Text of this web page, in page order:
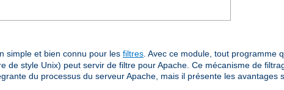
simple et bien connu pour les filtres. Avec ce module, tout programme
de style Unix) peut servir de filtre pour Apache. Ce mécanisme de
du processus du serveur Apache, mais il présente les avantages